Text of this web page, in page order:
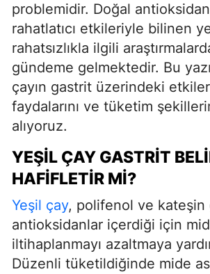
problemidir. Doğal
rahatlatıcı etkileriyle bilinen
rahatsızlıkla ilgili
gündeme gelmektedir. Bu
çayın gastrit üzerindeki
faydalarını ve tüketim
alıyoruz.
YEŞIL ÇAY GASTRIT
HAFIFLETIR MI?
Yeşil çay, polifenol ve kateşin
antioksidanlar içerdiği için
iltihaplanmayı azaltmaya
Düzenli tüketildiğinde mide